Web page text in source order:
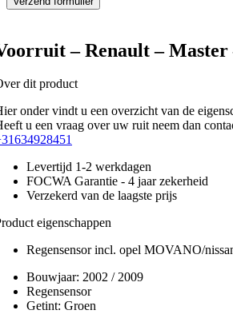
– Renault – Master
dit product
onder vindt u een overzicht van de
u een vraag over uw ruit neem dan
Levertijd 1-2 werkdagen
FOCWA Garantie - 4 jaar zekerheid
Verzekerd van de laagste prijs
eigenschappen
Regensensor incl. opel MOVANO/
Bouwjaar: 2002 / 2009
Regensensor
Getint: Groen